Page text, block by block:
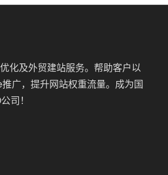
化及外贸建站服务。帮助客户以
广，提升网站权重流量。成为国
司！